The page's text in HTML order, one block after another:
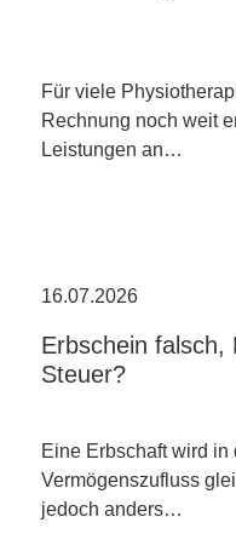
Für viele
Rechnung noch weit
Leistungen an…
16.07.2026
Erbschein falsch,
Steuer?
Eine Erbschaft wird
Vermögenszufluss
jedoch anders…